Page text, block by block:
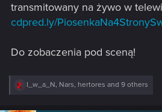
transmitowany na żywo w
cdpred.ly/
Do zobaczenia pod sceną!
RI_w_a_N, Nars, hertores and 9 others